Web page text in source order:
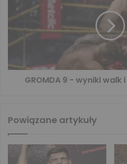
GROMDA 9 - wyniki walk
Powiązane artykuły